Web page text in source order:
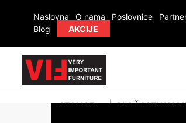
Naslovna O nama Poslovnice
Blog
AKCIJE
STOLICE PLOČASTI